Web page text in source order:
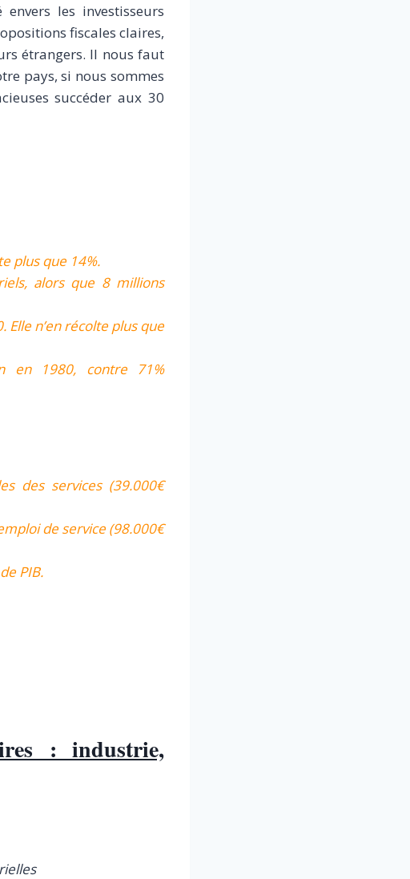
les investisseurs
fiscales claires,
étrangers. Il nous faut
pays, si nous sommes
succéder aux 30
plus que 14%.
alors que 8 millions
Elle n’en récolte plus que
en 1980, contre 71%
des services (39.000€
de service (98.000€
PIB.
: industrie,